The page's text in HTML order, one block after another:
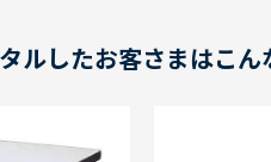
ルしたお客さまはこん